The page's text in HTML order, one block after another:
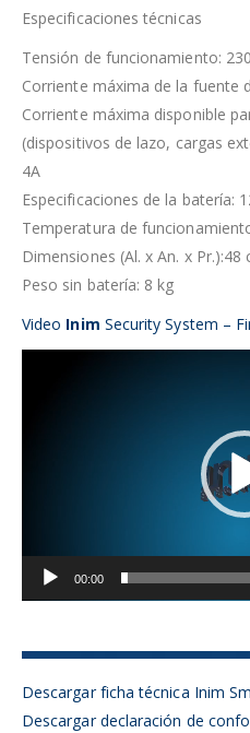
Especificaciones técnicas
Tensión de funcionamiento:
Corriente máxima de la fuente
Corriente máxima disponible
(dispositivos de lazo, cargas
4A
Especificaciones de la batería:
Temperatura de
Dimensiones (Al. x An. x
Peso sin batería: 8 kg
Video Inim Security System –
00:00
Descargar ficha técnica Inim
Descargar declaración de